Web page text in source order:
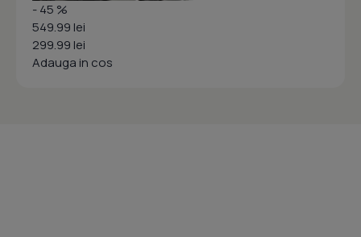
- 45 %
549.99 lei
299.99 lei
Adauga in cos